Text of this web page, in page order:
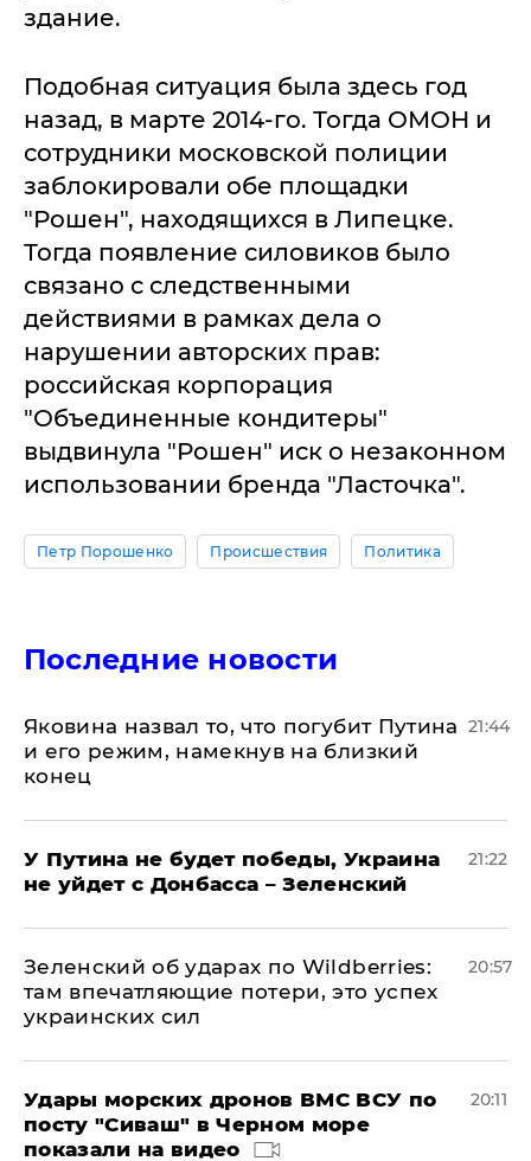
здание.
Подобная ситуация была здесь год
назад, в марте 2014-го. Тогда ОМОН и
сотрудники московской полиции
заблокировали обе площадки
"Рошен", находящихся в Липецке.
Тогда появление силовиков было
связано с следственными
действиями в рамках дела о
нарушении авторских прав:
российская корпорация
"Объединенные кондитеры"
выдвинула "Рошен" иск о незаконном
использовании бренда "Ласточка".
Петр Порошенко Происшествия Политика
Последние новости
Яковина назвал то, что погубит Путина
и его режим, намекнув на близкий
конец
21:44
У Путина не будет победы, Украина
не уйдет с Донбасса – Зеленский
21:22
Зеленский об ударах по Wildberries:
там впечатляющие потери, это успех
украинских сил
20:57
Удары морских дронов ВМС ВСУ по
посту "Сиваш" в Черном море
показали на видео
20:11